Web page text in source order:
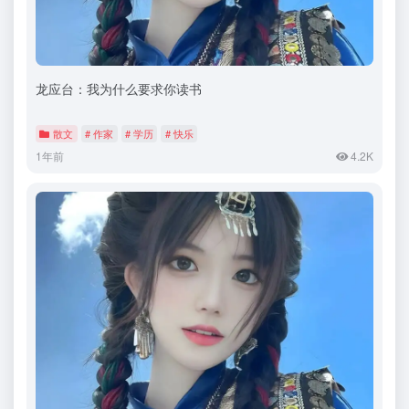
龙应台：我为什么要求你读书
散文 # 作家 # 学历 # 快乐
1年前 4.2K